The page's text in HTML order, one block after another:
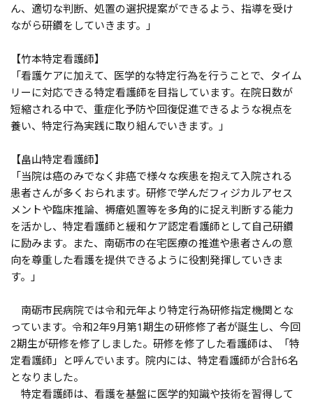
ん、適切な判断、処置の選択提案ができるよう、指導を受け
ながら研鑽をしていきます。」
【竹本特定看護師】
「看護ケアに加えて、医学的な特定行為を行うことで、タイム
リーに対応できる特定看護師を目指しています。在院日数が
短縮される中で、重症化予防や回復促進できるような視点を
養い、特定行為実践に取り組んでいきます。」
【畠山特定看護師】
「当院は癌のみでなく非癌で様々な疾患を抱えて入院される
患者さんが多くおられます。研修で学んだフィジカルアセス
メントや臨床推論、褥瘡処置等を多角的に捉え判断する能力
を活かし、特定看護師と緩和ケア認定看護師として自己研鑽
に励みます。また、南砺市の在宅医療の推進や患者さんの意
向を尊重した看護を提供できるように役割発揮していきま
す。」
南砺市民病院では令和元年より特定行為研修指定機関とな
っています。令和2年9月第1期生の研修修了者が誕生し、今回
2期生が研修を修了しました。研修を修了した看護師は、「特
定看護師」と呼んでいます。院内には、特定看護師が合計6名
となりました。
特定看護師は、看護を基盤に医学的知識や技術を習得して